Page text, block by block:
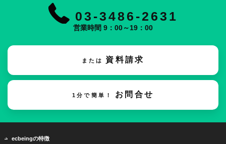
03-3486-2631
営業時間 9：00～19：00
または 資料請求
1分で簡単！ お問合せ
ecbeingの特徴